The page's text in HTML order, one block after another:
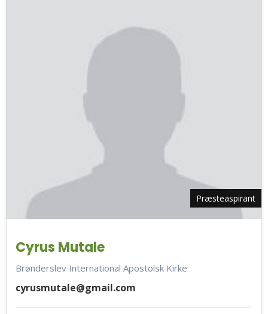
Præsteaspirant
Cyrus Mutale
Brønderslev International Apostolsk Kirke
cyrusmutale@gmail.com